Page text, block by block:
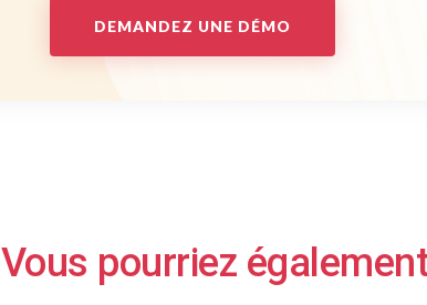
DEMANDEZ UNE DÉMO
Vous pourriez